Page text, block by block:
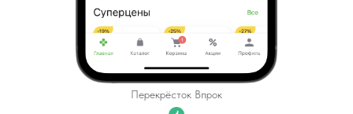
Перекрёсток Впрок